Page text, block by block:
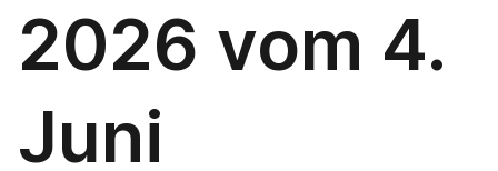
2026 vom 4.
Juni